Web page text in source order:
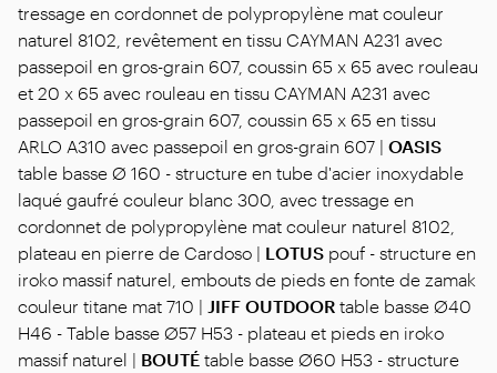
tressage en cordonnet de polypropylène mat couleur
naturel 8102, revêtement en tissu CAYMAN A231 avec
passepoil en gros-grain 607, coussin 65 x 65 avec rouleau
et 20 x 65 avec rouleau en tissu CAYMAN A231 avec
passepoil en gros-grain 607, coussin 65 x 65 en tissu
ARLO A310 avec passepoil en gros-grain 607 | OASIS
table basse Ø 160 - structure en tube d'acier inoxydable
laqué gaufré couleur blanc 300, avec tressage en
cordonnet de polypropylène mat couleur naturel 8102,
plateau en pierre de Cardoso | LOTUS pouf - structure en
iroko massif naturel, embouts de pieds en fonte de zamak
couleur titane mat 710 | JIFF OUTDOOR table basse Ø40
H46 - Table basse Ø57 H53 - plateau et pieds en iroko
massif naturel | BOUTÉ table basse Ø60 H53 - structure